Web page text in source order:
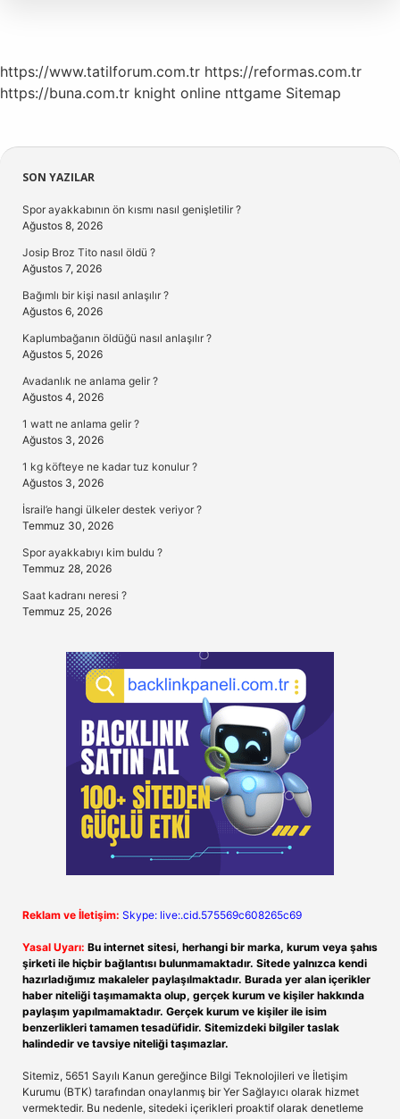
https://www.tatilforum.com.tr https://reformas.com.tr
https://buna.com.tr knight online nttgame Sitemap
Sidebar
SON YAZILAR
Spor ayakkabının ön kısmı nasıl genişletilir ?
Ağustos 8, 2026
Josip Broz Tito nasıl öldü ?
Ağustos 7, 2026
Bağımlı bir kişi nasıl anlaşılır ?
Ağustos 6, 2026
Kaplumbağanın öldüğü nasıl anlaşılır ?
Ağustos 5, 2026
Avadanlık ne anlama gelir ?
Ağustos 4, 2026
1 watt ne anlama gelir ?
Ağustos 3, 2026
1 kg köfteye ne kadar tuz konulur ?
Ağustos 3, 2026
İsrail’e hangi ülkeler destek veriyor ?
Temmuz 30, 2026
Spor ayakkabıyı kim buldu ?
Temmuz 28, 2026
Saat kadranı neresi ?
Temmuz 25, 2026
Reklam ve İletişim: Skype: live:.cid.575569c608265c69
Yasal Uyarı: Bu internet sitesi, herhangi bir marka, kurum veya şahıs
şirketi ile hiçbir bağlantısı bulunmamaktadır. Sitede yalnızca kendi
hazırladığımız makaleler paylaşılmaktadır. Burada yer alan içerikler
haber niteliği taşımamakta olup, gerçek kurum ve kişiler hakkında
paylaşım yapılmamaktadır. Gerçek kurum ve kişiler ile isim
benzerlikleri tamamen tesadüfidir. Sitemizdeki bilgiler taslak
halindedir ve tavsiye niteliği taşımazlar.
Sitemiz, 5651 Sayılı Kanun gereğince Bilgi Teknolojileri ve İletişim
Kurumu (BTK) tarafından onaylanmış bir Yer Sağlayıcı olarak hizmet
vermektedir. Bu nedenle, sitedeki içerikleri proaktif olarak denetleme